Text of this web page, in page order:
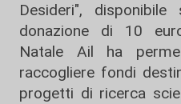
Desideri",
donazione di 10
Natale Ail ha
raccogliere fondi
progetti di ricerca